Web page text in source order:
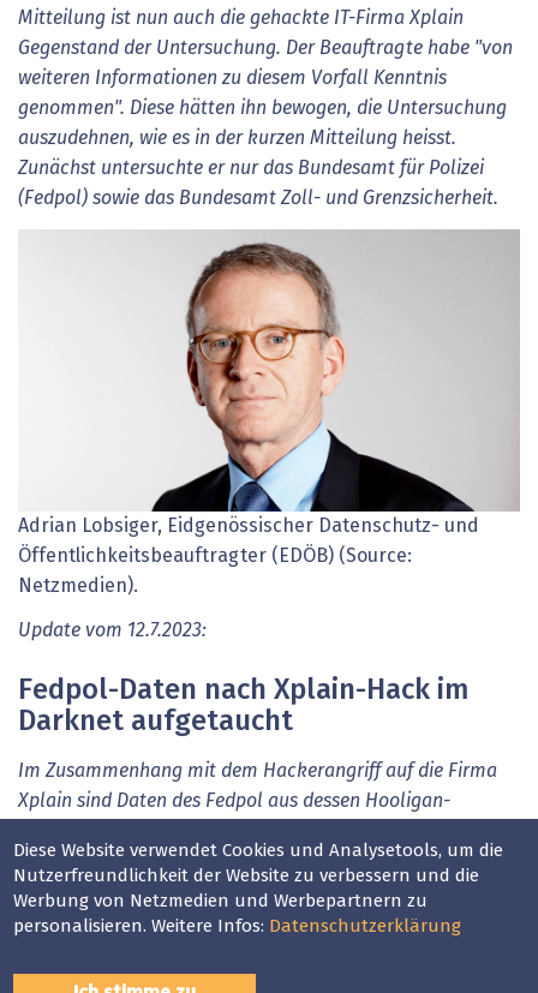
Mitteilung ist nun auch die gehackte IT-Firma Xplain
Gegenstand der Untersuchung. Der Beauftragte habe "von
weiteren Informationen zu diesem Vorfall Kenntnis
genommen". Diese hätten ihn bewogen, die Untersuchung
auszudehnen, wie es in der kurzen Mitteilung heisst.
Zunächst untersuchte er nur das Bundesamt für Polizei
(Fedpol) sowie das Bundesamt Zoll- und Grenzsicherheit.
Adrian Lobsiger, Eidgenössischer Datenschutz- und
Öffentlichkeitsbeauftragter (EDÖB) (Source:
Netzmedien).
Update vom 12.7.2023:
Fedpol-Daten nach Xplain-Hack im
Darknet aufgetaucht
Im Zusammenhang mit dem Hackerangriff auf die Firma
Xplain sind Daten des Fedpol aus dessen Hooligan-
Polizeibehörde meldet, dass es sich bei dem File im
Darknet um eine XML-Datei handle, die einen technischen
Code mit Daten von 766 Personen enthalte, die im
Dies fand das Fedpol laut Mitteilung im Zuge der
Diese Website verwendet Cookies und Analysetools, um die
Nutzerfreundlichkeit der Website zu verbessern und die
Werbung von Netzmedien und Werbepartnern zu
personalisieren. Weitere Infos: Datenschutzerklärung